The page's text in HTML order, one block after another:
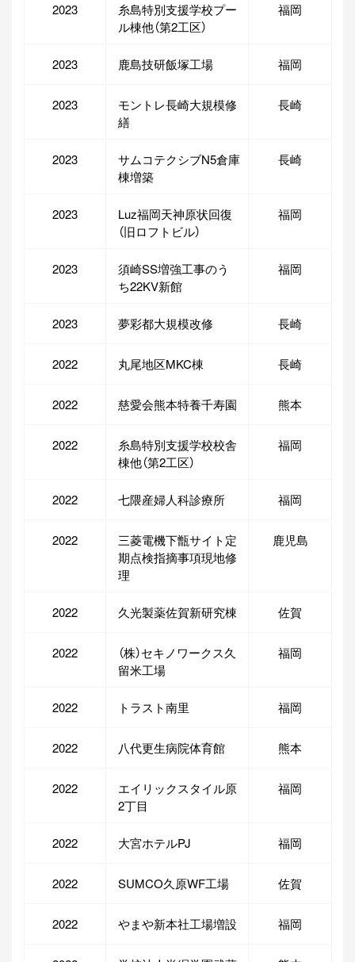
2023
糸島特別支援学校プー
ル棟他（第2工区）
福岡
2023 鹿島技研飯塚工場 福岡
2023
モントレ長崎大規模修
繕
長崎
2023
サムコテクシブN5倉庫
棟増築
長崎
2023
Luz福岡天神原状回復
（旧ロフトビル）
福岡
2023
須崎SS増強工事のう
ち22KV新館
福岡
2023 夢彩都大規模改修 長崎
2022 丸尾地区MKC棟 長崎
2022 慈愛会熊本特養千寿園 熊本
2022
糸島特別支援学校校舎
棟他（第2工区）
福岡
2022 七隈産婦人科診療所 福岡
2022
三菱電機下甑サイト定
期点検指摘事項現地修
理
鹿児島
2022 久光製薬佐賀新研究棟 佐賀
2022
（株）セキノワークス久
留米工場
福岡
2022 トラスト南里 福岡
2022 八代更生病院体育館 熊本
2022
エイリックスタイル原
2丁目
福岡
2022 大宮ホテルPJ 福岡
2022 SUMCO久原WF工場 佐賀
2022 やまや新本社工場増設 福岡